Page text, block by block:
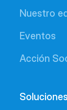
Nuestro
Eventos
Acción
Soluciones